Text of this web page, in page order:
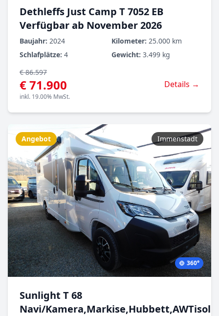
Dethleffs Just Camp T 7052 EB
Verfügbar ab November 2026
Baujahr: 2024 Kilometer: 25.000 km
Schlafplätze: 4 Gewicht: 3.499 kg
€ 86.597
€ 71.900
inkl. 19.00% MwSt.
Details →
Angebot Immenstadt
360°
Sunlight T 68
Navi/